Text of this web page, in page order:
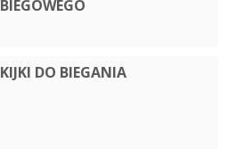
BIEGOWEGO
KIJKI DO BIEGANIA